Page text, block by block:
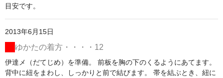
目安です。
2013年6月15日
ゆかたの着方・・・・12
伊達メ（だてじめ）を準備。 前板を胸の下のくるようにあてます。
背中に紐をまわし、しっかりと前で結びます。 帯を結ぶとき、紐に